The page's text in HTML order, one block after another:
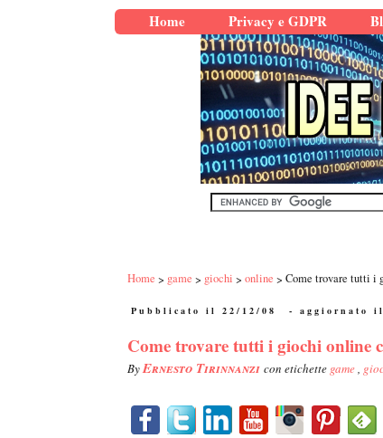
Home Privacy e GDPR
Home game giochi online Come trovare tutti i
Pubblicato il 22/12/08 - aggiornato il
Come trovare tutti i giochi online
ByErnesto Tirinnanzi con etichette game,